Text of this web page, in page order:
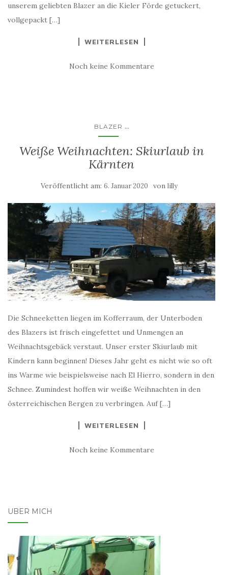
unserem geliebten Blazer an die Kieler Förde getuckert,
vollgepackt […]
WEITERLESEN
Noch keine Kommentare
BLAZER ...
Weiße Weihnachten: Skiurlaub in
Kärnten
Veröffentlicht am: 6. Januar 2020 von lilly
Die Schneeketten liegen im Kofferraum, der Unterboden
des Blazers ist frisch eingefettet und Unmengen an
Weihnachtsgebäck verstaut. Unser erster Skiurlaub mit
Kindern kann beginnen! Dieses Jahr geht es nicht wie so oft
ins Warme wie beispielsweise nach El Hierro, sondern in den
Schnee. Zumindest hoffen wir weiße Weihnachten in den
österreichischen Bergen zu verbringen. Auf […]
WEITERLESEN
Noch keine Kommentare
ÜBER MICH